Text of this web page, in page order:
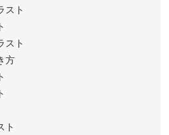
スト
スト
方
ト